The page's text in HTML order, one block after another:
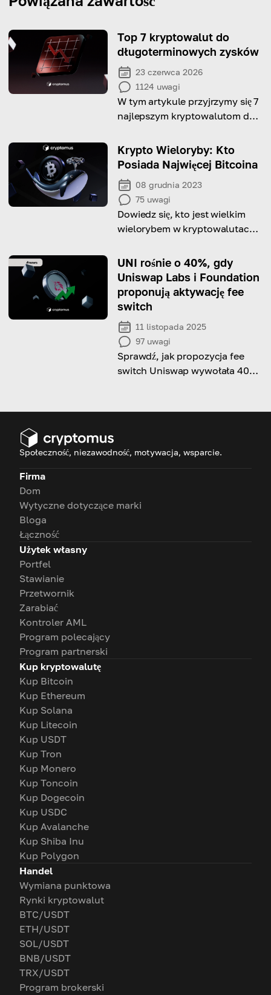
Top 7 kryptowalut do
długoterminowych zysków
23 czerwca 2026
1124 uwagi
W tym artykule przyjrzymy się 7
najlepszym kryptowalutom do
podkreślając ich potencjał,
technologię i pozycję na rynku.
Krypto Wieloryby: Kto
Posiada Najwięcej Bitcoina
08 grudnia 2023
75 uwagi
Dowiedz się, kto jest wielkim
wielorybem w kryptowalutach i
kryptowalut na świecie,
korzystając z naszego
przewodnika
UNI rośnie o 40%, gdy
Uniswap Labs i Foundation
proponują aktywację fee
switch
11 listopada 2025
97 uwagi
Sprawdź, jak propozycja fee
switch Uniswap wywołała 40%
Społeczność, niezawodność, motywacja, wsparcie.
Firma
Dom
Wytyczne dotyczące marki
Bloga
Łączność
Użytek własny
Portfel
Stawianie
Przetwornik
Zarabiać
Kontroler AML
Program polecający
Program partnerski
Kup kryptowalutę
Kup Bitcoin
Kup Ethereum
Kup Solana
Kup Litecoin
Kup USDT
Kup Tron
Kup Monero
Kup Toncoin
Kup Dogecoin
Kup USDC
Kup Avalanche
Kup Shiba Inu
Kup Polygon
Handel
Wymiana punktowa
Rynki kryptowalut
BTC/USDT
ETH/USDT
SOL/USDT
BNB/USDT
TRX/USDT
Program brokerski